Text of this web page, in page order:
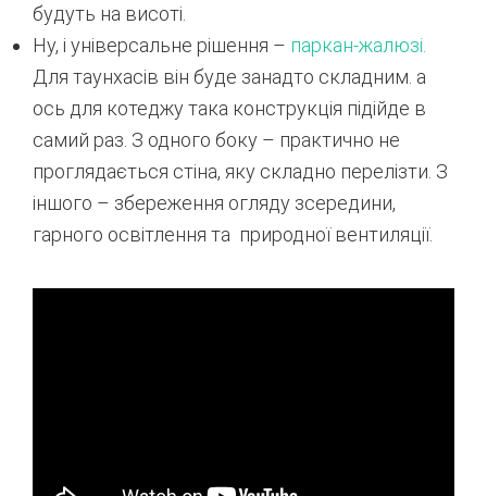
будуть на висоті.
Ну, і універсальне рішення – паркан-жалюзі.
Для таунхасів він буде занадто складним. а
ось для котеджу така конструкція підійде в
самий раз. З одного боку – практично не
проглядається стіна, яку складно перелізти. З
іншого – збереження огляду зсередини,
гарного освітлення та природної вентиляції.